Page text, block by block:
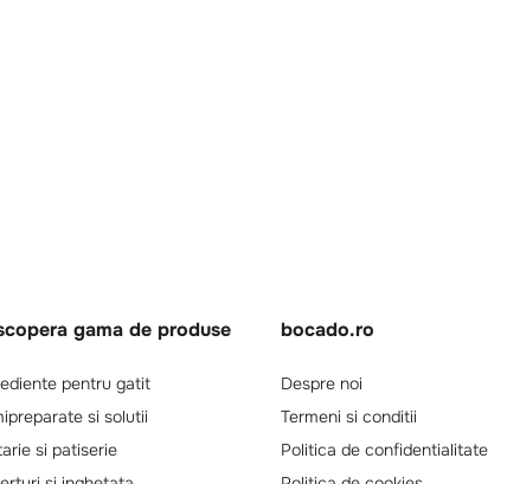
gama de produse
pentru gatit
si solutii
si patiserie
bocado.ro
Despre noi
Termeni si conditii
Politica de confidentialitate